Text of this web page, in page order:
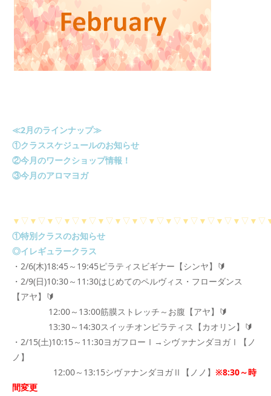
≪2月のラインナップ≫
①クラススケジュールのお知らせ
②今月のワークショップ情報！
③今月のアロマヨガ
①特別クラスのお知らせ
◎イレギュラークラス
・2/6(木)18:45～19:45ピラティスビギナー【シンヤ】🔰
・2/9(日)10:30～11:30はじめてのペルヴィス・フローダンス
【アヤ】🔰
12:00～13:00筋膜ストレッチ～お腹【アヤ】🔰
13:30～14:30スイッチオンピラティス【カオリン】🔰
・2/15(土)10:15～11:30ヨガフローⅠ→シヴァナンダヨガⅠ【ノ
ノ】
12:00～13:15シヴァナンダヨガⅡ【ノノ】 ※8:30～時
間変更